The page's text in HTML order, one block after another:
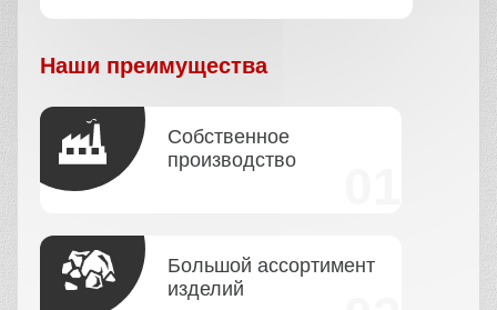
Наши преимущества
Собственное
производство
Большой ассортимент
изделий